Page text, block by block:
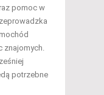
pomoc w
znajomych.
potrzebne